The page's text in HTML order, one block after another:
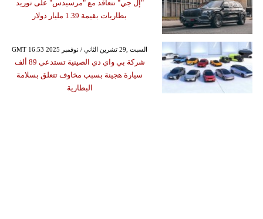
"إل جي" تتعاقد مع "مرسيدس" على توريد
بطاريات بقيمة 1.39 مليار دولار
GMT 16:53 2025 السبت ,29 تشرين الثاني / نوفمبر
شركة بي واي دي الصينية تستدعي 89 ألف
سيارة هجينة بسبب مخاوف تتعلق بسلامة
البطارية